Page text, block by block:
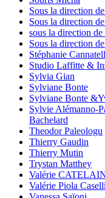
Sous la direction
Sous la direction
sous la direction
Sous la direction
Stéphanie
Studio Laffitte &
Sylvia Gian
Sylviane Bonte
Sylviane Bonte
Sylvie Alémanno-
Bachelard
Theodor Paleologu
Thierry Gaudin
Thierry Mutin
Trystan Matthey
Valérie
Valérie Piola Caselli